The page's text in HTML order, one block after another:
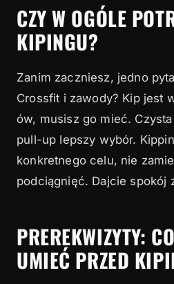
Jak dozować objętość
5 Najczęstsze błędy i jak ich
7 Podsumowanie
CZY W OGÓLE
KIPINGU?
Zanim zaczniesz, jedno
Crossfit i zawody? Kip jest
ów, musisz go mieć. Czysta
pull-up lepszy wybór.
konkretnego celu, nie
podciągnięć. Dajcie spokój
PREREKWIZYTY:
UMIEĆ PRZED